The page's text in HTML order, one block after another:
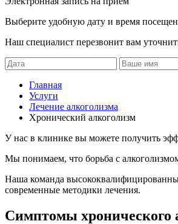
Выберите удобную дату и время
Наш специалист перезвонит вам
Главная
Услуги
Лечение алкоголизма
Хронический алкоголизм
У нас в клинике вы можете получить
Мы понимаем, что борьба с
Наша команда
современные методики лечения.
Симптомы хронического